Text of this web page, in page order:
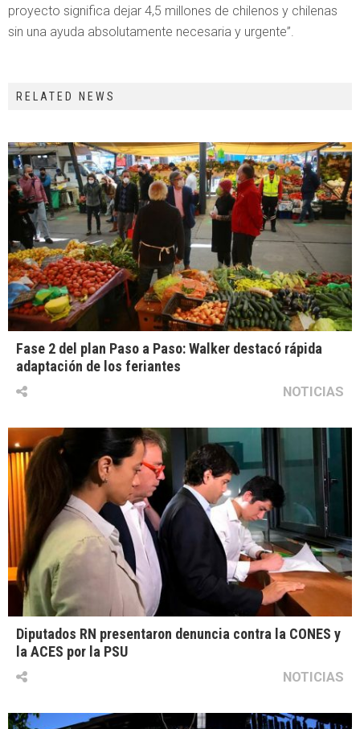
proyecto significa dejar 4,5 millones de chilenos y chilenas
sin una ayuda absolutamente necesaria y urgente”.
RELATED NEWS
Fase 2 del plan Paso a Paso: Walker destacó rápida
adaptación de los feriantes
NOTICIAS
Diputados RN presentaron denuncia contra la CONES y
la ACES por la PSU
NOTICIAS